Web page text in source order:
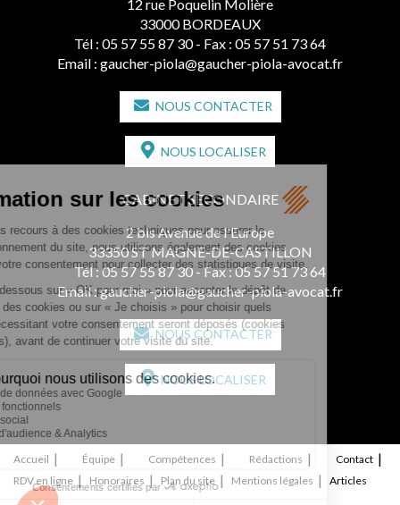
12 rue Poquelin Molière
33000 BORDEAUX
Tél : 05 57 55 87 30 - Fax : 05 57 51 73 64
Email : gaucher-piola@gaucher-piola-avocat.fr
NOUS CONTACTER
NOUS LOCALISER
CABINET SECONDAIRE
2 bis Avenue de l'Europe
33350 ST MAGNE-DE-CASTILLON
Tél : 05 57 55 87 30 - Fax : 05 57 51 73 64
Email :gaucher-piola@gaucher-piola-avocat.fr
NOUS CONTACTER
NOUS LOCALISER
Accueil Équipe Compétences Rédactions
Contact
RDV en ligne
Honoraires Plan du site Mentions légales Articles